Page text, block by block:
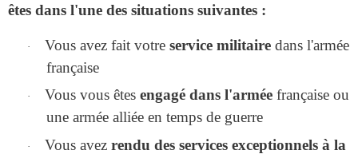
êtes dans l'une des situations suivantes :
· Vous avez fait votre service militaire dans l'armée
française
· Vous vous êtes engagé dans l'armée française ou
une armée alliée en temps de guerre
· Vous avez rendu des services exceptionnels à la